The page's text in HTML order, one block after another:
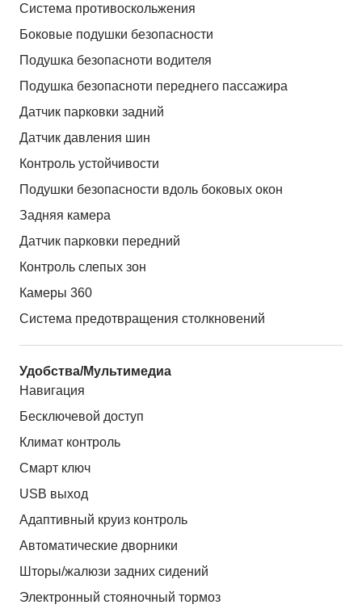
Система противоскольжения
Боковые подушки безопасности
Подушка безопасноти водителя
Подушка безопасноти переднего пассажира
Датчик парковки задний
Датчик давления шин
Контроль устойчивости
Подушки безопасности вдоль боковых окон
Задняя камера
Датчик парковки передний
Контроль слепых зон
Камеры 360
Система предотвращения столкновений
Удобства/Мультимедиа
Навигация
Бесключевой доступ
Климат контроль
Смарт ключ
USB выход
Адаптивный круиз контроль
Автоматические дворники
Шторы/жалюзи задних сидений
Электронный стояночный тормоз